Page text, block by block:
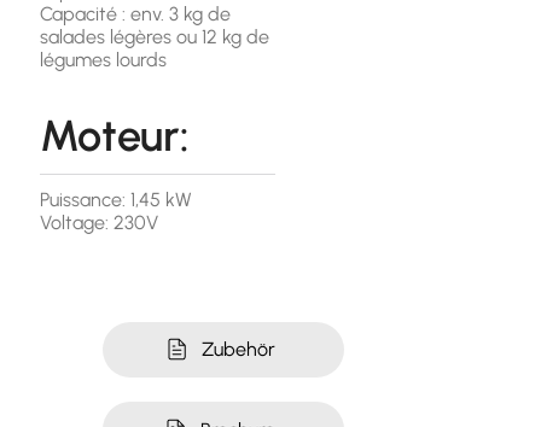
Zubehör
Capacité : env. 3 kg de
salades légères ou 12 kg de
légumes lourds
Moteur:
Puissance: 1,45 kW
Voltage: 230V